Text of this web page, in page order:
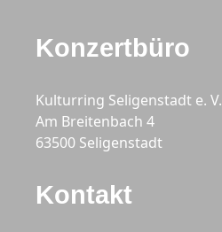
Konzertbüro
Kulturring Seligenstadt e. V.
Am Breitenbach 4
63500 Seligenstadt
Kontakt